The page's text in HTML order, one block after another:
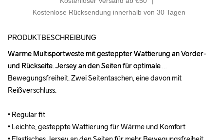
Kostenlose Rücksendung innerhalb von 30 Tagen
PRODUKTBESCHREIBUNG
Warme Multisportweste mit gesteppter Wattierung an Vorder-
und Rückseite. Jersey an den Seiten für optimale
Bewegungsfreiheit. Zwei Seitentaschen, eine davon mit
Reißverschluss.
• Regular fit
• Leichte, gesteppte Wattierung für Wärme und Komfort
Warme Multisportweste mit gesteppter Wattierung an Vorder-
und Rückseite. Jersey an den Seiten für optimale
Bewegungsfreiheit. Zwei Seitentaschen, eine davon mit
Reißverschluss.
• Regular fit
• Leichte, gesteppte Wattierung für Wärme und Komfort